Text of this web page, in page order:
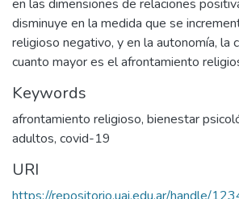
en las dimensiones de relaciones
disminuye en la medida que se
religioso negativo, y en la autonomía, la
cuanto mayor es el afrontamiento
Keywords
afrontamiento religioso, bienestar
adultos, covid-19
URI